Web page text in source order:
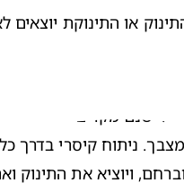
ניתוח קיסרי בדרך